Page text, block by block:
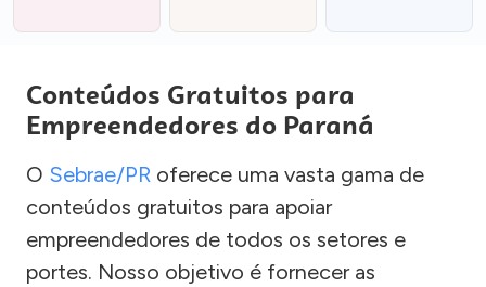
Conteúdos Gratuitos para
Empreendedores do Paraná
O Sebrae/PR oferece uma vasta gama de
conteúdos gratuitos para apoiar
empreendedores de todos os setores e
portes. Nosso objetivo é fornecer as